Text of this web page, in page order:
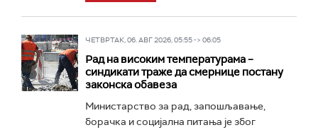
ЧЕТВРТАК, 06. АВГ 2026, 05:55 -> 06:05
Рад на високим температурама –
синдикати траже да смернице постану
законска обавеза
Министарство за рад, запошљавање,
борачка и социјална питања је због